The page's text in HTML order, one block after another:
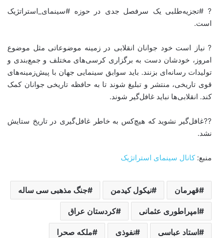
? #تجزیه‌طلبی یک سرفصل جدی در حوزه #سینمای_استراتژیک
است.
? نیاز است خود جوانان انقلابی در زمینه موضوعاتی مثل موضوع
امروز، خودشان دست به برگزاری کرسی‌های مختلف و جمع‌بندی و
تولیدات رسانه‌ای بزنند. باید سوابق سینمایی جهان با پیش‌زمینه‌های
قوی تاریخی، منتشر و تبلیغ شوند تا به حافظه تاریخی جوانان کمک
کند. انقلابی‌ها نباید غافل‌گیر شوند.
??غافل‌گیر نشوید که هیچ‌کس به خاطر غافل‌گیری در تاریخ ستایش
نشد.
منبع:کانال سینمای استراتژیک
قهرمان نیکول کیدمن جنگ مذهبی سی ساله
امپراطوری عثمانی کردستان عراق
استاد عباسی نفوذی ملکه صحرا